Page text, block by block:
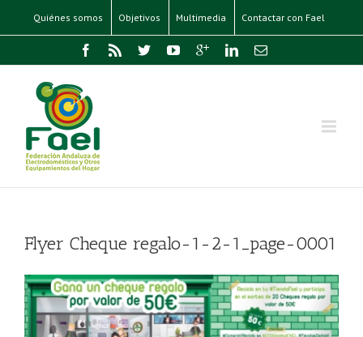
Quiénes somos Objetivos Multimedia Contactar con Fael
Flyer Cheque regalo-1-2-1_page-0001